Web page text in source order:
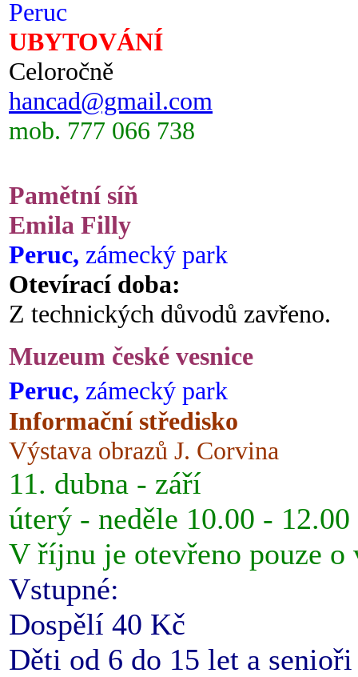
Peruc
UBYTOVÁNÍ
Celoročně
hancad@gmail.com
mob. 777 066 738
Pamětní síň
Emila Filly
Peruc, zámecký park
Otevírací doba:
Z technických důvodů zavřeno.
Muzeum české vesnice
Peruc, zámecký park
Informační středisko
Výstava obrazů J. Corvina
11. dubna - září
úterý - neděle 10.00 -
V říjnu je otevřeno pouze o
Vstupné:
Dospělí 40 Kč
Děti od 6 do 15 let a